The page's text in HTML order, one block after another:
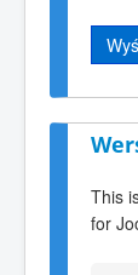
This
for